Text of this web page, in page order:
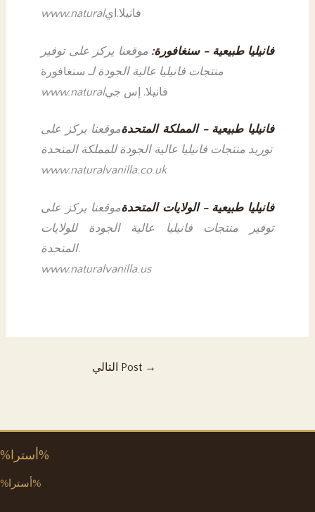
www.naturalفانيلا.اي
فانيليا طبيعية - سنغافورة: موقعنا يركز على توفير
منتجات فانيليا عالية الجودة لـ سنغافورة
www.naturalفانيلا. إس جي
فانيليا طبيعية - المملكة المتحدةموقعنا يركز على
توريد منتجات فانيليا عالية الجودة للمملكة المتحدة
www.naturalvanilla.co.uk
فانيليا طبيعية - الولايات المتحدةموقعنا يركز على
توفير منتجات فانيليا عالية الجودة للولايات
المتحدة.
www.naturalvanilla.us
التالي Post →
%أسترا%
%أسترا%